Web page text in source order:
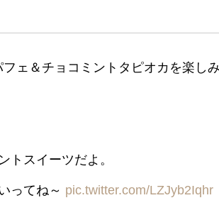
ェ＆チョコミントタピオカを楽し
トスイーツだよ。
ってね～ pic.twitter.com/LZJyb2Iqhr